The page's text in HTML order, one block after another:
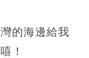
的海邊給我
！